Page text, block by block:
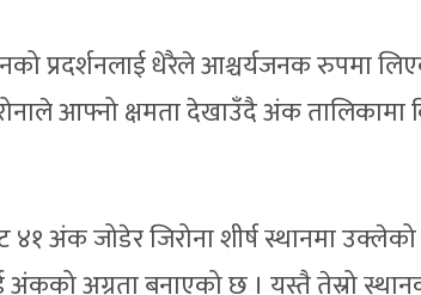
प्रदर्शनलाई धेरैले आश्चर्यजनक रुपमा
आफ्नो क्षमता देखाउँदै अंक
अंक जोडेर जिरोना शीर्ष स्थानमा उक्लेको
अंकको अग्रता बनाएको छ । यस्तै तेस्रो